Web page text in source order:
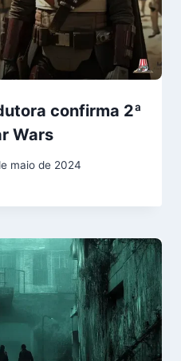
confirma 2ª
Wars
maio de 2024